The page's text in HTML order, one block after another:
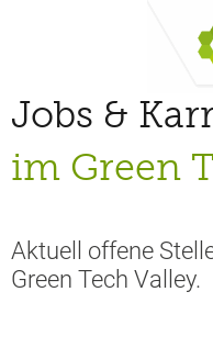
Jobs &
im Green
Aktuell offene
Green Tech Valley.